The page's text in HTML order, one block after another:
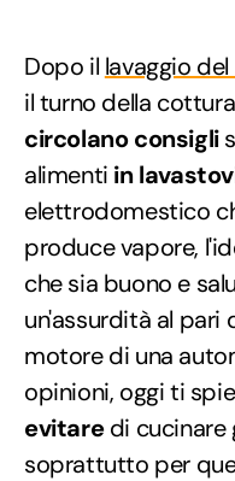
Dopo il lavaggio
il turno della
circolano consigli
alimenti in
elettrodomestico
produce vapore,
che sia buono e
un'assurdità al pari
motore di una
opinioni, oggi ti
evitaredi cucinare
soprattutto per